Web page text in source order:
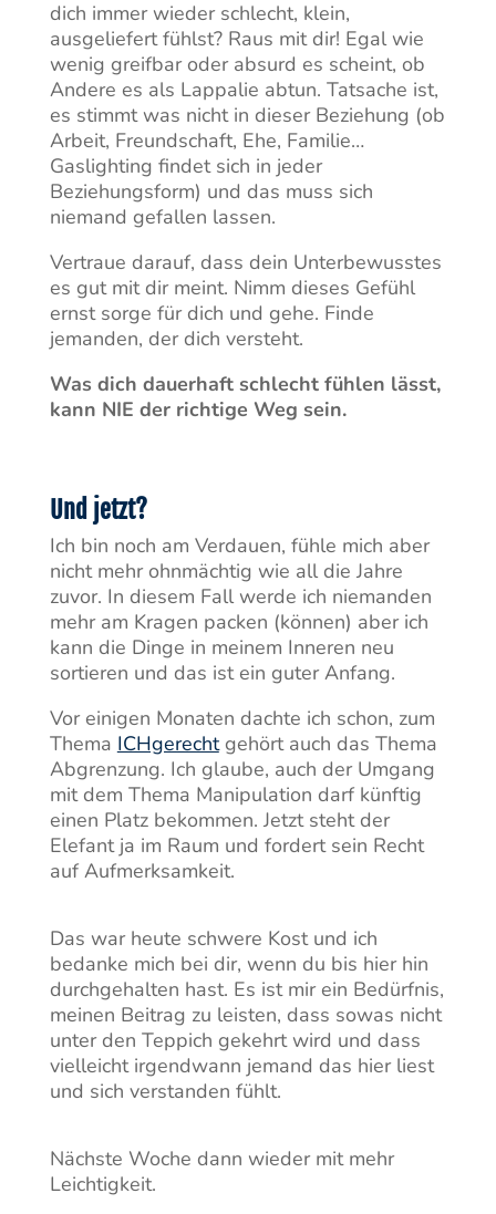
dich immer wieder schlecht, klein,
ausgeliefert fühlst? Raus mit dir! Egal wie
wenig greifbar oder absurd es scheint, ob
Andere es als Lappalie abtun. Tatsache ist,
es stimmt was nicht in dieser Beziehung (ob
Arbeit, Freundschaft, Ehe, Familie…
Gaslighting findet sich in jeder
Beziehungsform) und das muss sich
niemand gefallen lassen.
Vertraue darauf, dass dein Unterbewusstes
es gut mit dir meint. Nimm dieses Gefühl
ernst sorge für dich und gehe. Finde
jemanden, der dich versteht.
Was dich dauerhaft schlecht fühlen lässt,
kann NIE der richtige Weg sein.
Und jetzt?
Ich bin noch am Verdauen, fühle mich aber
nicht mehr ohnmächtig wie all die Jahre
zuvor. In diesem Fall werde ich niemanden
mehr am Kragen packen (können) aber ich
kann die Dinge in meinem Inneren neu
sortieren und das ist ein guter Anfang.
Vor einigen Monaten dachte ich schon, zum
Thema ICHgerechtgehört auch das Thema
Abgrenzung. Ich glaube, auch der Umgang
mit dem Thema Manipulation darf künftig
einen Platz bekommen. Jetzt steht der
Elefant ja im Raum und fordert sein Recht
auf Aufmerksamkeit.
Das war heute schwere Kost und ich
bedanke mich bei dir, wenn du bis hier hin
durchgehalten hast. Es ist mir ein Bedürfnis,
meinen Beitrag zu leisten, dass sowas nicht
unter den Teppich gekehrt wird und dass
vielleicht irgendwann jemand das hier liest
und sich verstanden fühlt.
Nächste Woche dann wieder mit mehr
Leichtigkeit.